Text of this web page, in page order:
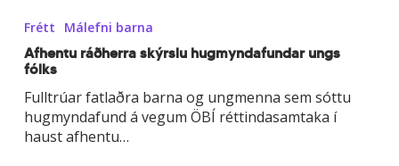
skýrslu
hugmyndafundar
ungs
fólks
Frétt Málefni barna
Afhentu ráðherra skýrslu hugmyndafundar ungs
fólks
Fulltrúar fatlaðra barna og ungmenna sem sóttu
hugmyndafund á vegum ÖBÍ réttindasamtaka í
haust afhentu…